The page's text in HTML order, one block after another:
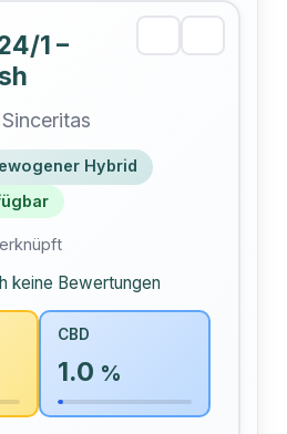
1 –
Hybrid
keine Bewertungen
CBD
1.0 %